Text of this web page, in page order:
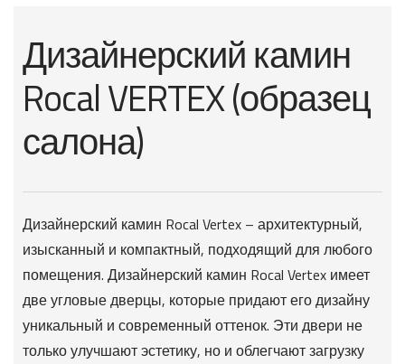
Дизайнерский камин
Rocal VERTEX (образец
салона)
Дизайнерский камин Rocal Vertex – архитектурный,
изысканный и компактный, подходящий для любого
помещения. Дизайнерский камин Rocal Vertex имеет
две угловые дверцы, которые придают его дизайну
уникальный и современный оттенок. Эти двери не
только улучшают эстетику, но и облегчают загрузку